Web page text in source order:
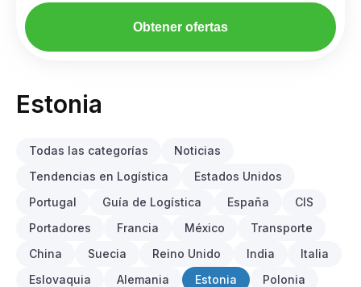
Obtener ofertas
Estonia
Todas las categorías
Noticias
Tendencias en Logística
Estados Unidos
Portugal
Guía de Logística España
CIS
Portadores
Francia México
Transporte
China
Suecia Reino Unido India
Italia
Eslovaquia
Alemania Estonia
Polonia